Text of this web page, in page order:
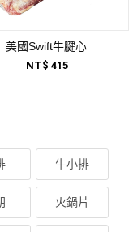
美國Swift牛腱心
NT$ 415
牛小排
火鍋片